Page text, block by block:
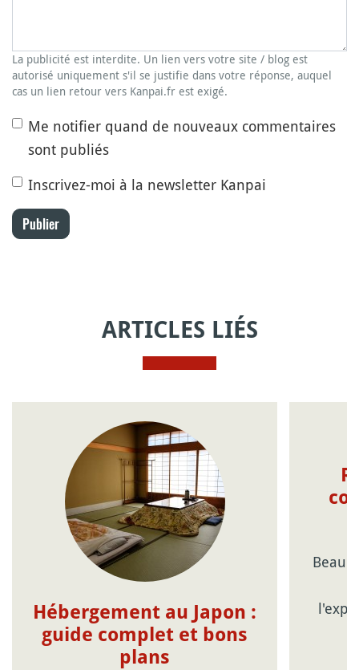
La publicité est interdite. Un lien vers votre site / blog est
autorisé uniquement s'il se justifie dans votre réponse, auquel
cas un lien retour vers Kanpai.fr est exigé.
Me notifier quand de nouveaux commentaires
sont publiés
Inscrivez-moi à la newsletter Kanpai
Publier
ARTICLES LIÉS
Hébergement au Japon :
guide complet et bons
plans